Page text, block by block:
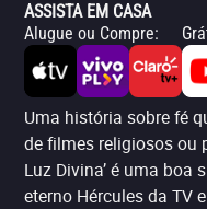
ASSISTA EM CASA
Alugue ou Compre:
Uma história sobre fé
de filmes religiosos ou
Luz Divina’ é uma boa
eterno Hércules da TV